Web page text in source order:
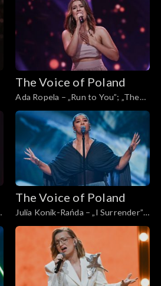
2024
The Voice of Poland
Ada Ropela – „Run to You”; „The
Voice of Poland”, Live, 9 listopada
2024
The Voice of Poland
Julia Konik-Rańda – „I Surrender”;
„The Voice of Poland”, Live, 9
listopada 2024